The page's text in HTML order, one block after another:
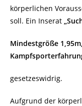
körperlichen
soll. Ein Inserat
Mindestgröße
gesetzeswidrig.
Aufgrund der